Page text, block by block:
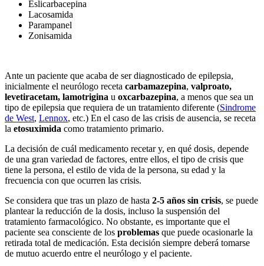
Eslicarbacepina
Lacosamida
Parampanel
Zonisamida
Ante un paciente que acaba de ser diagnosticado de epilepsia,
inicialmente el neurólogo receta carbamazepina, valproato,
levetiracetam, lamotrigina u oxcarbazepina, a menos que sea un
tipo de epilepsia que requiera de un tratamiento diferente (Sindrome
de West, Lennox, etc.) En el caso de las crisis de ausencia, se receta
la etosuximida como tratamiento primario.
La decisión de cuál medicamento recetar y, en qué dosis, depende
de una gran variedad de factores, entre ellos, el tipo de crisis que
tiene la persona, el estilo de vida de la persona, su edad y la
frecuencia con que ocurren las crisis.
Se considera que tras un plazo de hasta 2-5 años sin crisis, se puede
plantear la reducción de la dosis, incluso la suspensión del
tratamiento farmacológico. No obstante, es importante que el
paciente sea consciente de los problemas que puede ocasionarle la
retirada total de medicación. Esta decisión siempre deberá tomarse
de mutuo acuerdo entre el neurólogo y el paciente.